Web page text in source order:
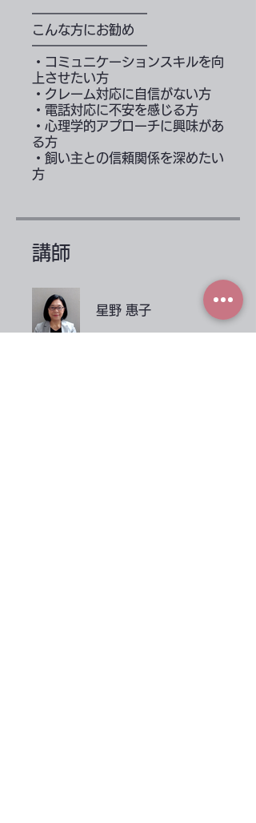
━━━━━━━━━
こんな方にお勧め
━━━━━━━━━
・コミュニケーションスキルを向
上させたい方
・クレーム対応に自信がない方
・電話対応に不安を感じる方
・心理学的アプローチに興味があ
る方
・飼い主との信頼関係を深めたい
講師
星野 惠子